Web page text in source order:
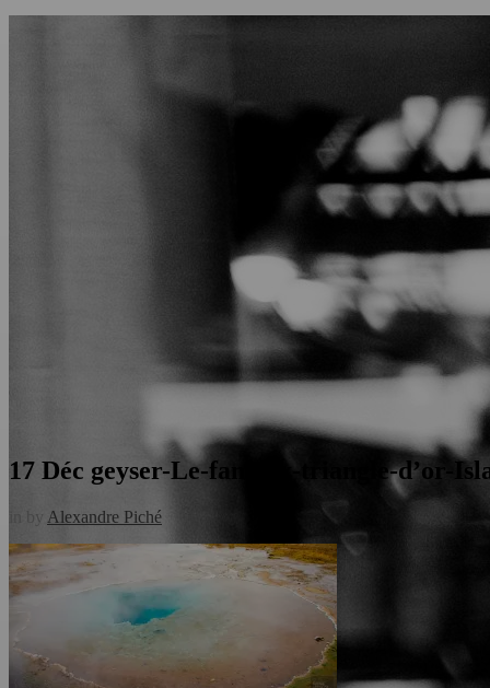
17 Déc geyser-Le-fameux-triangle-d’or-
by Alexandre Piché